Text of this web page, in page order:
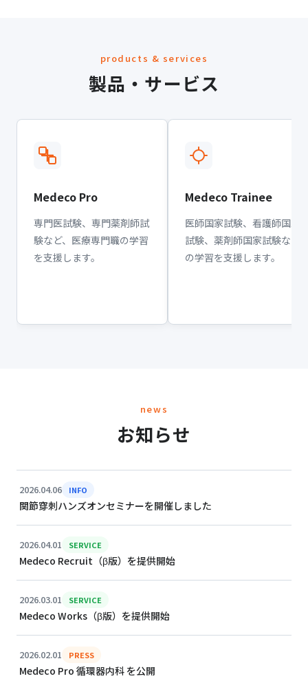
products & services
製品・サービス
Medeco Pro
専門医試験、専門薬剤師試
験など、医療専門職の学習
を支援します。
Medeco Trainee
医師国家試験、看護師国家
試験、薬剤師国家試験など
の学習を支援します。
news
お知らせ
2026.04.06 INFO
関節穿刺ハンズオンセミナーを開催しました
2026.04.01 SERVICE
Medeco Recruit（β版）を提供開始
2026.03.01 SERVICE
Medeco Works（β版）を提供開始
2026.02.01 PRESS
Medeco Pro 循環器内科 を公開